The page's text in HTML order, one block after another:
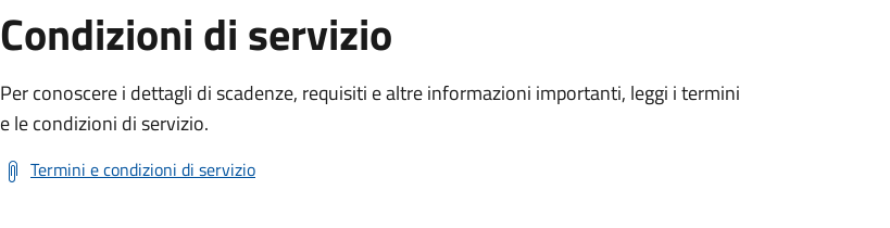
Condizioni di servizio
Per conoscere i dettagli di scadenze, requisiti e altre informazioni importanti, leggi i termini
e le condizioni di servizio.
Termini e condizioni di servizio